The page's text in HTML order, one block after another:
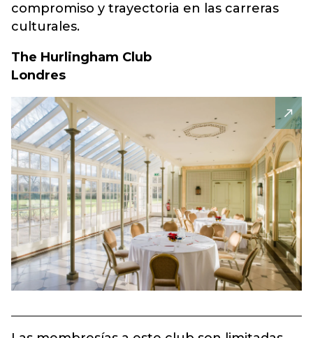
compromiso y trayectoria en las carreras
culturales.
The Hurlingham Club
Londres